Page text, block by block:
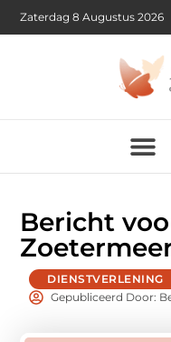
Zaterdag 8 Augustus 2026
Bericht
DIENSTVERLENING
Gepubliceerd Door: